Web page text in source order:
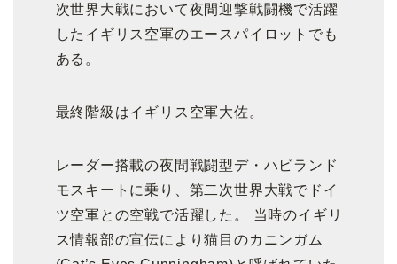
次世界大戦において夜間迎撃戦闘機で活躍
したイギリス空軍のエースパイロットでも
ある。
最終階級はイギリス空軍大佐。
レーダー搭載の夜間戦闘型デ・ハビランド
モスキートに乗り、第二次世界大戦でドイ
ツ空軍との空戦で活躍した。 当時のイギリ
ス情報部の宣伝により猫目のカニンガム